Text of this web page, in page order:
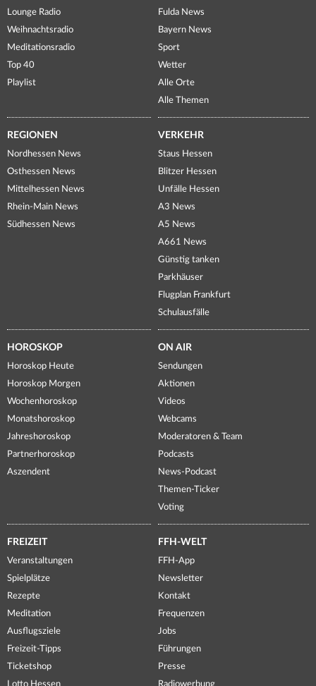
Lounge Radio
Weihnachtsradio
Meditationsradio
Top 40
Playlist
Fulda News
Bayern News
Sport
Wetter
Alle Orte
Alle Themen
REGIONEN
Nordhessen News
Osthessen News
Mittelhessen News
Rhein-Main News
Südhessen News
VERKEHR
Staus Hessen
Blitzer Hessen
Unfälle Hessen
A3 News
A5 News
A661 News
Günstig tanken
Parkhäuser
Flugplan Frankfurt
Schulausfälle
HOROSKOP
Horoskop Heute
Horoskop Morgen
Wochenhoroskop
Monatshoroskop
Jahreshoroskop
Partnerhoroskop
Aszendent
ON AIR
Sendungen
Aktionen
Videos
Webcams
Moderatoren & Team
Podcasts
News-Podcast
Themen-Ticker
Voting
FREIZEIT
Veranstaltungen
Spielplätze
Rezepte
Meditation
Ausflugsziele
Freizeit-Tipps
Ticketshop
Lotto Hessen
FFH-WELT
FFH-App
Newsletter
Kontakt
Frequenzen
Jobs
Führungen
Presse
Radiowerbung